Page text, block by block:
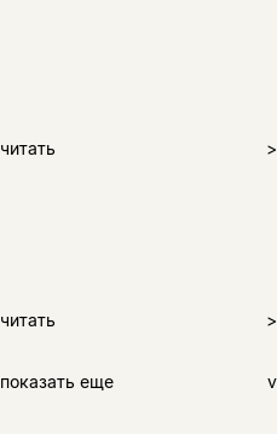
читать >
читать >
показать еще v